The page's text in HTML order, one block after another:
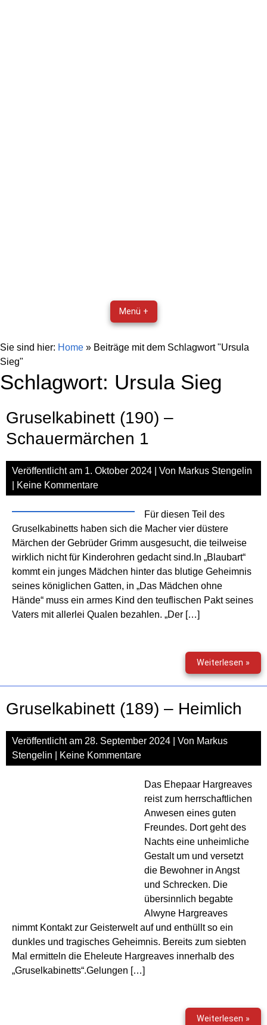
Menü +
Sie sind hier: Home » Beiträge mit dem Schlagwort "Ursula
Sieg"
Schlagwort: Ursula Sieg
Gruselkabinett (190) –
Schauermärchen 1
Veröffentlicht am 1. Oktober 2024 | Von Markus Stengelin
Keine Kommentare
Für diesen Teil des
Gruselkabinetts haben sich die Macher vier düstere
Märchen der Gebrüder Grimm ausgesucht, die teilweise
wirklich nicht für Kinderohren gedacht sind.In „Blaubart“
kommt ein junges Mädchen hinter das blutige Geheimnis
seines königlichen Gatten, in „Das Mädchen ohne
Hände“ muss ein armes Kind den teuflischen Pakt seines
Vaters mit allerlei Qualen bezahlen. „Der […]
Weiterlesen »
–
Gruselkabinett (189) – Heimlich
Veröffentlicht am 28. September 2024 | Von Markus
Stengelin
Keine Kommentare
Das Ehepaar Hargreaves
reist zum herrschaftlichen
Anwesen eines guten
Freundes. Dort geht des
Nachts eine unheimliche
Gestalt um und versetzt
die Bewohner in Angst
und Schrecken. Die
übersinnlich begabte
Alwyne Hargreaves
nimmt Kontakt zur Geisterwelt auf und enthüllt so ein
dunkles und tragisches Geheimnis. Bereits zum siebten
Mal ermitteln die Eheleute Hargreaves innerhalb des
„Gruselkabinetts“.Gelungen […]
Weiterlesen »